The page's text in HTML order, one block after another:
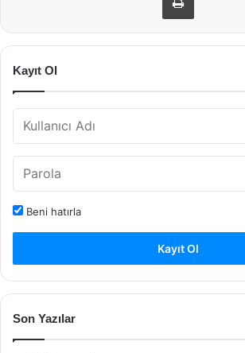
Kayıt Ol
Beni hatırla
Kayıt Ol
Son Yazılar